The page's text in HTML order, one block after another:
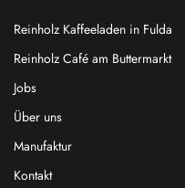
Reinholz Kaffeeladen in Fulda
Reinholz Café am Buttermarkt
Jobs
Über uns
Manufaktur
Kontakt